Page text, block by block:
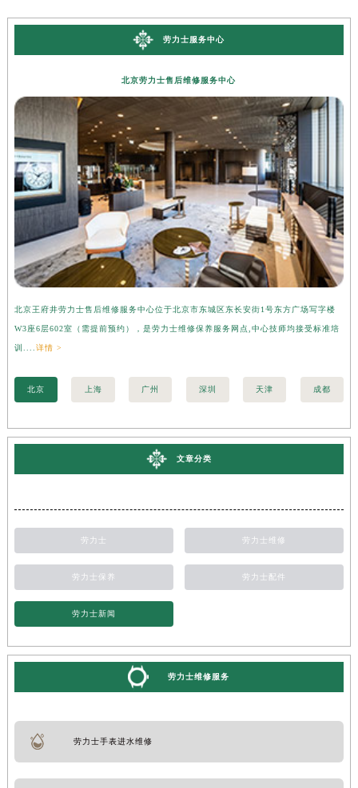
劳力士服务中心
北京劳力士售后维修服务中心
北京王府井劳力士售后维修服务中心位于北京市东城区东长安街1号东方广场写字楼
W3座6层602室（需提前预约），是劳力士维修保养服务网点,中心技师均接受标准培
训.... 详情 >
北京 上海 广州 深圳 天津 成都
文章分类
劳力士 劳力士维修
劳力士保养 劳力士配件
劳力士新闻
劳力士维修服务
劳力士手表进水维修